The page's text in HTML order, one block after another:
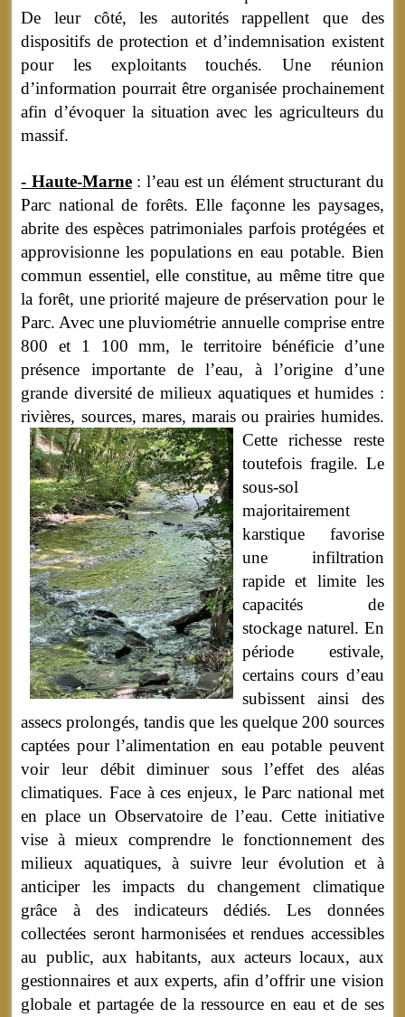
De leur côté, les autorités rappellent que des
dispositifs de protection et d’indemnisation existent
pour les exploitants touchés. Une réunion
d’information pourrait être organisée prochainement
afin d’évoquer la situation avec les agriculteurs du
massif.
- Haute-Marne: l’eau est un élément structurant du
Parc national de forêts. Elle façonne les paysages,
abrite des espèces patrimoniales parfois protégées et
approvisionne les populations en eau potable. Bien
commun essentiel, elle constitue, au même titre que
la forêt, une priorité majeure de préservation pour le
Parc. Avec une pluviométrie annuelle comprise entre
800 et 1 100 mm, le territoire bénéficie d’une
présence importante de l’eau, à l’origine d’une
grande diversité de milieux aquatiques et humides :
rivières, sources, mares, marais ou prairies humides.
Cette richesse reste
toutefois fragile. Le
sous-sol
majoritairement
karstique favorise
une infiltration
rapide et limite les
capacités de
stockage naturel. En
période estivale,
certains cours d’eau
subissent ainsi des
assecs prolongés, tandis que les quelque 200 sources
captées pour l’alimentation en eau potable peuvent
voir leur débit diminuer sous l’effet des aléas
climatiques. Face à ces enjeux, le Parc national met
en place un Observatoire de l’eau. Cette initiative
vise à mieux comprendre le fonctionnement des
milieux aquatiques, à suivre leur évolution et à
anticiper les impacts du changement climatique
grâce à des indicateurs dédiés. Les données
collectées seront harmonisées et rendues accessibles
au public, aux habitants, aux acteurs locaux, aux
gestionnaires et aux experts, afin d’offrir une vision
globale et partagée de la ressource en eau et de ses